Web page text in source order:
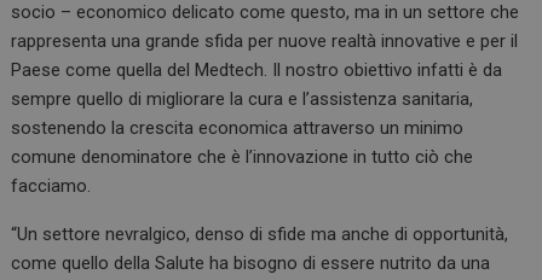
socio – economico delicato come questo, ma in un settore che
rappresenta una grande sfida per nuove realtà innovative e per il
Paese come quella del Medtech. Il nostro obiettivo infatti è da
sempre quello di migliorare la cura e l’assistenza sanitaria,
sostenendo la crescita economica attraverso un minimo
comune denominatore che è l’innovazione in tutto ciò che
facciamo.
“Un settore nevralgico, denso di sfide ma anche di opportunità,
come quello della Salute ha bisogno di essere nutrito da una